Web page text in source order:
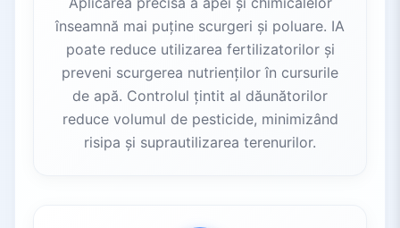
înseamnă mai puține scurgeri și poluare. IA
poate reduce utilizarea fertilizatorilor și
preveni scurgerea nutrienților în cursurile
de apă. Controlul țintit al dăunătorilor
reduce volumul de pesticide, minimizând
risipa și suprautilizarea terenurilor.